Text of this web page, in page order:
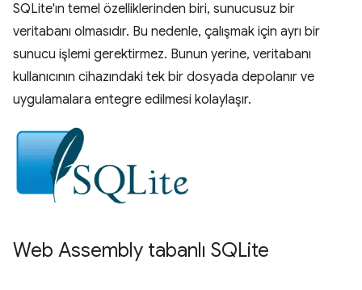
SQLite'ın temel özelliklerinden biri, sunucusuz bir
veritabanı olmasıdır. Bu nedenle, çalışmak için ayrı bir
sunucu işlemi gerektirmez. Bunun yerine, veritabanı
kullanıcının cihazındaki tek bir dosyada depolanır ve
uygulamalara entegre edilmesi kolaylaşır.
Web Assembly tabanlı SQLite